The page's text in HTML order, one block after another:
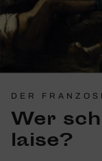
DER
Wer
laise?